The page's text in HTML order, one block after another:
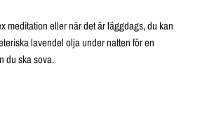
meditation eller när det är läggdags, du kan
lavendel olja under natten för en
du ska sova.